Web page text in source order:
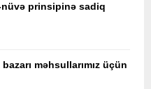
prinsipinə sadiq
məhsullarımız üçün